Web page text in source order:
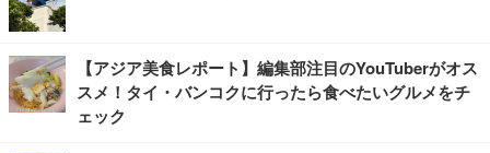
【アジア美食レポート】編集部注目のYouTuberがオス
スメ！タイ・バンコクに行ったら食べたいグルメをチ
ェック